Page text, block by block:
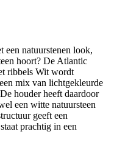
een natuurstenen look,
hoort? De Atlantic
ribbels Wit wordt
mix van lichtgekleurde
houder heeft daardoor
een witte natuursteen
geeft een
prachtig in een